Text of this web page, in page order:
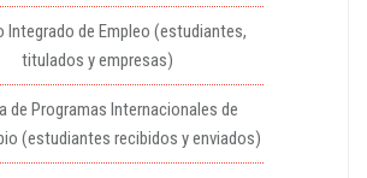
Integrado de Empleo (estudiantes,
titulados y empresas)
de Programas Internacionales de
(estudiantes recibidos y enviados)